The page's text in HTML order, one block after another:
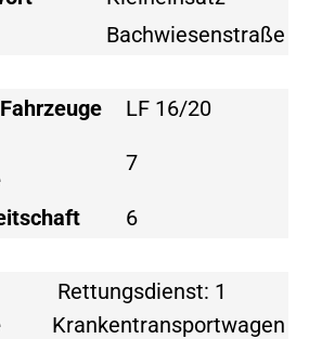
Bachwiesenstraße
LF 16/20
7
6
Rettungsdienst: 1
Krankentransportwagen